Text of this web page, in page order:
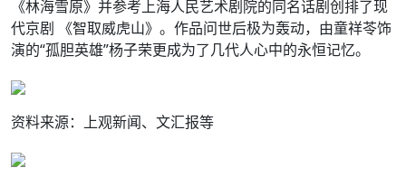
《林海雪原》并参考上海人民艺术剧院的同名话剧创排了现
代京剧 《智取威虎山》。作品问世后极为轰动，由童祥苓饰
演的“孤胆英雄”杨子荣更成为了几代人心中的永恒记忆。
资料来源：上观新闻、文汇报等